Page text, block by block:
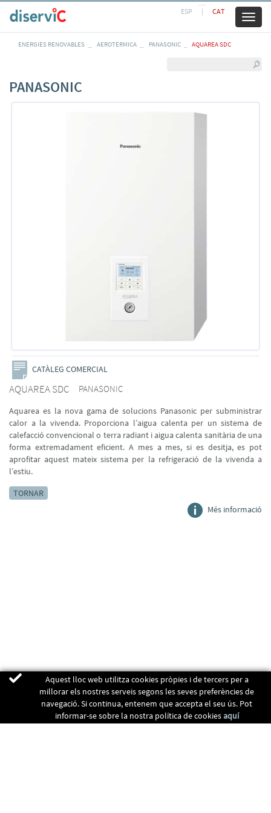
ESP | CAT
ENERGIES RENOVABLES AEROTÈRMICA PANASONIC AQUAREA SDC
PANASONIC
CATÀLEG COMERCIAL
AQUAREA SDC PANASONIC
Aquarea es la nova gama de solucions Panasonic per subministrar
calor a la vivenda. Proporciona l’aigua calenta per un sistema de
calefacció convencional o terra radiant i aigua calenta sanitària de una
forma extremadament eficient. A mes a mes, si es desitja, es pot
aprofitar aquest mateix sistema per la refrigeració de la vivenda a
l’estiu.
TORNAR
Més informació
Aquest lloc web utilitza cookies pròpies i de tercers per a
millorar els nostres serveis segons les seves preferències de
navegació. Si continua, entenem que accepta el seu ús. Pot
informar-se sobre la nostra política de cookies aquí